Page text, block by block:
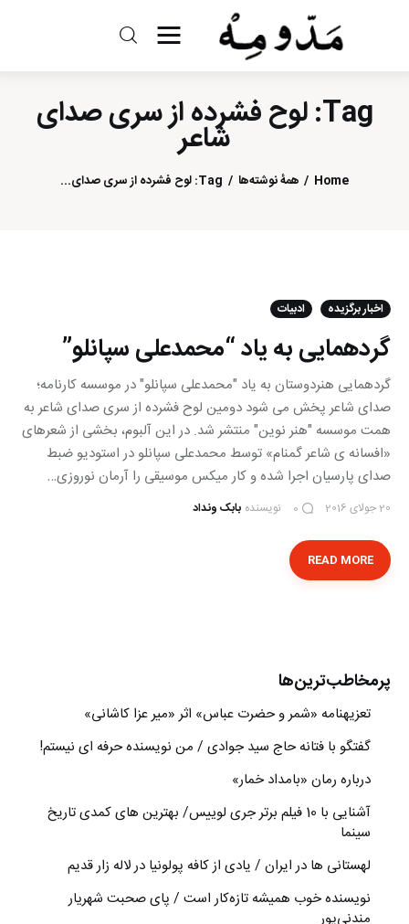
Tag: لوح فشرده از سری صدای
شاعر
Home همهٔ نوشته‌ها Tag: لوح فشرده از سری صدای...
مد و مه
ادبیات
سینما
درباره مااخبار برگزیده ادبیات
گردهمایی به یاد “محمدعلی سپانلو”
گردهمایی هنردوستان به یاد "محمدعلی سپانلو" در موسسه کارنامه؛
صدای شاعر پخش می شود دومین لوح فشرده از سری صدای شاعر به
همت موسسه "هنر نوین" منتشر شد. در این آلبوم، بخشی از شعرهای
«افسانه ی شاعر گمنام» توسط محمدعلی سپانلو در استودیو ضبط
صدای پارسیان اجرا شده و کار میکس موسیقی را آرمان نوروزی…
20 جولای 2016 0 نویسنده بابک ونداد
READ MORE
پرمخاطب‌ترین‌ها
تعزیه‎نامه‏ «شمر و حضرت عباس» اثر «میر عزا کاشانی»
گفتگو با فتانه حاج سید جوادی / من نویسنده حرفه ای نیستم!
درباره رمان «بامداد خمار»
آشنایی با 10 فیلم برتر جری لوییس/ بهترین های کمدی تاریخ
سینما
لهستانی ها در ایران / یادی از کافه پولونیا در لاله زار قدیم
نويسنده خوب هميشه تازه‌كار است / پای صحبت شهريار
مندني‌پور